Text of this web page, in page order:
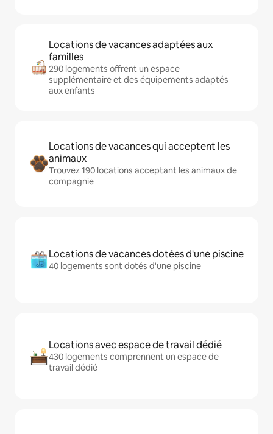
Locations de vacances adaptées aux
familles
290 logements offrent un espace
supplémentaire et des équipements adaptés
aux enfants
Locations de vacances qui acceptent les
animaux
Trouvez 190 locations acceptant les animaux de
compagnie
Locations de vacances dotées d'une piscine
40 logements sont dotés d'une piscine
Locations avec espace de travail dédié
430 logements comprennent un espace de
travail dédié